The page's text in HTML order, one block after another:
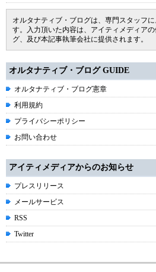
オルタナティブ・ブログは、専門スタッフ
す。入力頂いた内容は、アイティメディア
グ、及び本記事執筆会社に提供されます。
オルタナティブ・ブログ GUIDE
オルタナティブ・ブログ憲章
利用規約
プライバシーポリシー
お問い合わせ
アイティメディアからのお知らせ
プレスリリース
メールサービス
RSS
Twitter